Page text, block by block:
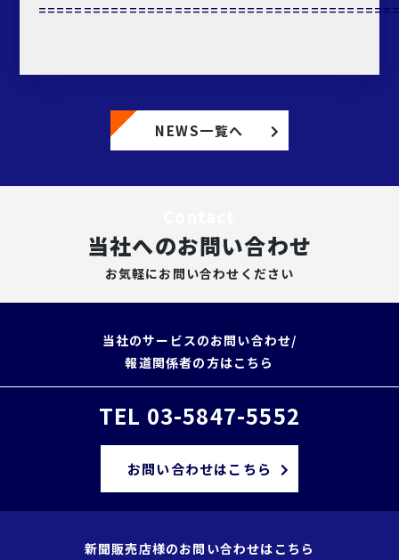
NEWS一覧へ
当社へのお問い合わせ
お気軽にお問い合わせください
当社のサービスのお問い合わせ/
報道関係者の方はこちら
TEL 03-5847-5552
お問い合わせはこちら
新聞販売店様のお問い合わせはこちら